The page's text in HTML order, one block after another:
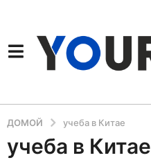
ДОМОЙ учеба в Китае
учеба в Китае